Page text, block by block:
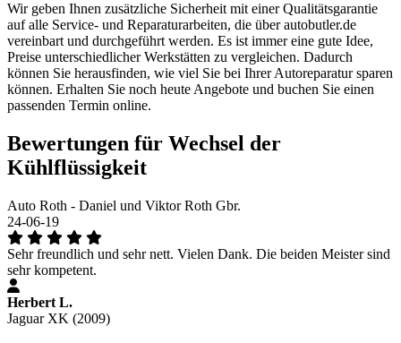
Wir geben Ihnen zusätzliche Sicherheit mit einer Qualitätsgarantie
auf alle Service- und Reparaturarbeiten, die über autobutler.de
vereinbart und durchgeführt werden. Es ist immer eine gute Idee,
Preise unterschiedlicher Werkstätten zu vergleichen. Dadurch
können Sie herausfinden, wie viel Sie bei Ihrer Autoreparatur sparen
können. Erhalten Sie noch heute Angebote und buchen Sie einen
passenden Termin online.
Bewertungen für Wechsel der
Kühlflüssigkeit
Auto Roth - Daniel und Viktor Roth Gbr.
24-06-19
Sehr freundlich und sehr nett. Vielen Dank. Die beiden Meister sind
sehr kompetent.
Herbert L.
Jaguar XK (2009)